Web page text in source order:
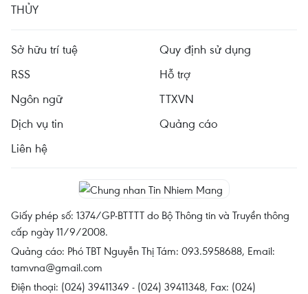
THỦY
Sở hữu trí tuệ
Quy định sử dụng
RSS
Hỗ trợ
Ngôn ngữ
TTXVN
Dịch vụ tin
Quảng cáo
Liên hệ
Giấy phép số: 1374/GP-BTTTT do Bộ Thông tin và Truyền thông
cấp ngày 11/9/2008.
Quảng cáo: Phó TBT Nguyễn Thị Tám: 093.5958688, Email:
tamvna@gmail.com
Điện thoại: (024) 39411349 - (024) 39411348, Fax: (024)